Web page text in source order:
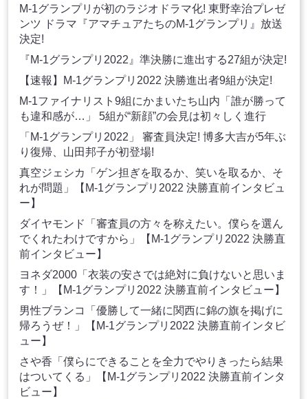
M-1グランプリが初のラジオドラマ化! 東野幸治プレゼ
ンツ ドラマ『アマチュアたちのM-1グランプリ』放送
決定!
『M-1グランプリ2022』準決勝に進出する27組が決定!
【速報】M-1グランプリ2022 決勝進出者9組が決定!
M-1ファイナリスト9組にかまいたち山内「誰が勝って
も違和感が…」 5組が“新顔”の会見は初々しく進行
「M-1グランプリ2022」 審査員決定! 博多大吉が5年ぶ
り復帰、山田邦子が初登場!
真空ジェシカ「ゲン担ぎを取るか、笑いを取るか、そ
れが問題」【M-1グランプリ2022 決勝直前インタビュ
ー】
ダイヤモンド「審査員の方々を称えたい。僕らを選ん
でくれたわけですから」【M-1グランプリ2022 決勝直
前インタビュー】
ヨネダ2000「衣装の安さでは絶対に負けないと思いま
す！」【M-1グランプリ2022 決勝直前インタビュー】
男性ブランコ「優勝して一緒に関西に錦の旗を掲げに
帰ろうぜ！」【M-1グランプリ2022 決勝直前インタビ
ュー】
さや香「僕らにできることを全力でやりきったら結果
はついてくる」【M-1グランプリ2022 決勝直前インタ
ビュー】